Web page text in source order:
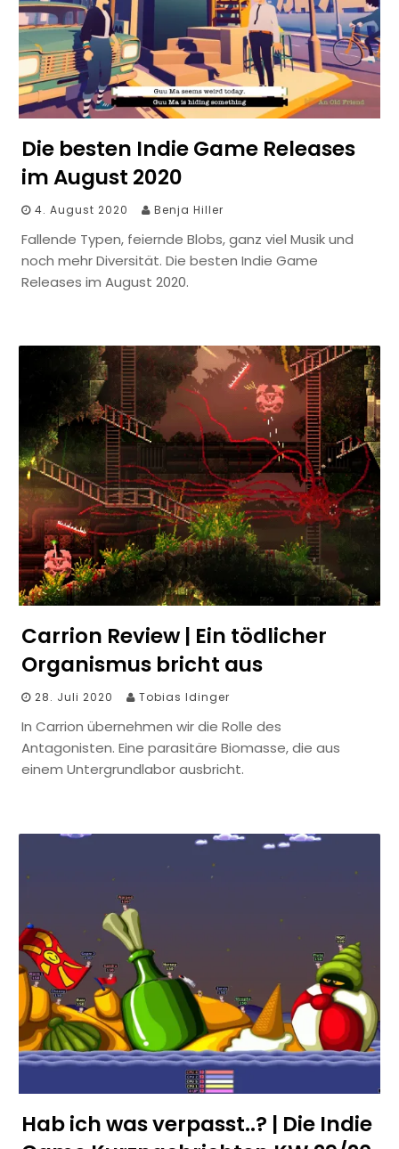
Die besten Indie Game Releases
im August 2020
4. August 2020 Benja Hiller
Fallende Typen, feiernde Blobs, ganz viel Musik und
noch mehr Diversität. Die besten Indie Game
Releases im August 2020.
Carrion Review | Ein tödlicher
Organismus bricht aus
28. Juli 2020 Tobias Idinger
In Carrion übernehmen wir die Rolle des
Antagonisten. Eine parasitäre Biomasse, die aus
einem Untergrundlabor ausbricht.
Hab ich was verpasst..? | Die Indie